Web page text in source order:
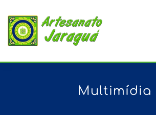
Skip to main content
Multimídia